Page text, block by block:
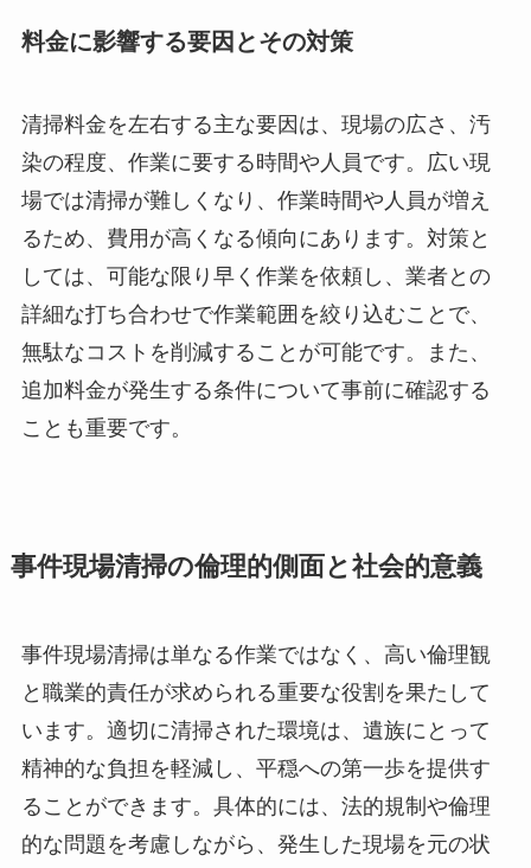
料金に影響する要因とその対策
清掃料金を左右する主な要因は、現場の広さ、汚
染の程度、作業に要する時間や人員です。広い現
場では清掃が難しくなり、作業時間や人員が増え
るため、費用が高くなる傾向にあります。対策と
しては、可能な限り早く作業を依頼し、業者との
詳細な打ち合わせで作業範囲を絞り込むことで、
無駄なコストを削減することが可能です。また、
追加料金が発生する条件について事前に確認する
ことも重要です。
事件現場清掃の倫理的側面と社会的意義
事件現場清掃は単なる作業ではなく、高い倫理観
と職業的責任が求められる重要な役割を果たして
います。適切に清掃された環境は、遺族にとって
精神的な負担を軽減し、平穏への第一歩を提供す
ることができます。具体的には、法的規制や倫理
的な問題を考慮しながら、発生した現場を元の状